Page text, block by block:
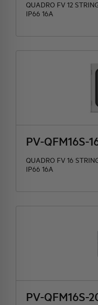
QUADRO FV 12
IP66 16A
PV-QFM16S-
QUADRO FV 16
IP66 16A
PV-QFM16S-